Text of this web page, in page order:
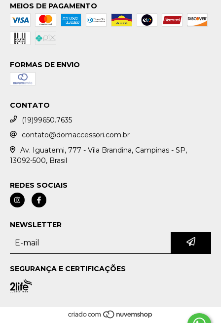
MEIOS DE PAGAMENTO
FORMAS DE ENVIO
CONTATO
(19)99650.7635
contato@domaccessori.com.br
Av. Iguatemi, 777 - Vila Brandina, Campinas - SP,
13092-500, Brasil
REDES SOCIAIS
NEWSLETTER
SEGURANÇA E CERTIFICAÇÕES